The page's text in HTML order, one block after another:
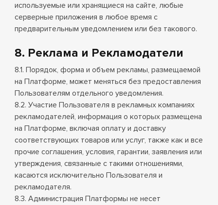
используемые или хранящиеся на сайте, любые
серверные приложения в любое время с
предварительным уведомлением или без такового.
8. Реклама и Рекламодатели
8.1. Порядок, форма и объем рекламы, размещаемой
на Платформе, может меняться без предоставления
Пользователям отдельного уведомления.
8.2. Участие Пользователя в рекламных компаниях
рекламодателей, информация о которых размещена
на Платформе, включая оплату и доставку
соответствующих товаров или услуг, также как и все
прочие соглашения, условия, гарантии, заявления или
утверждения, связанные с такими отношениями,
касаются исключительно Пользователя и
рекламодателя.
8.3. Администрация Платформы не несет